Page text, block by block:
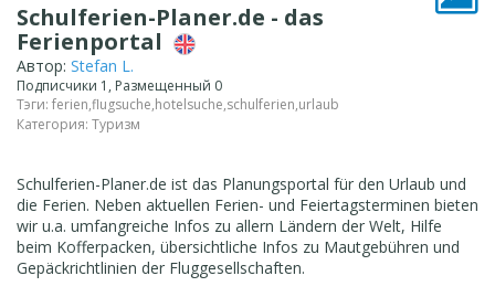
Schulferien-Planer.de - das
Ferienportal
Автор: Stefan L.
Подписчики 1, Размещенный 0
Тэги: ferien,flugsuche,hotelsuche,schulferien,urlaub
Категория: Туризм
Schulferien-Planer.de ist das Planungsportal für den Urlaub und
die Ferien. Neben aktuellen Ferien- und Feiertagsterminen bieten
wir u.a. umfangreiche Infos zu allern Ländern der Welt, Hilfe
beim Kofferpacken, übersichtliche Infos zu Mautgebühren und
Gepäckrichtlinien der Fluggesellschaften.